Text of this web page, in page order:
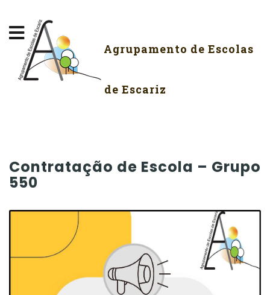
Agrupamento de Escolas
de Escariz
Contratação de Escola – Grupo
550